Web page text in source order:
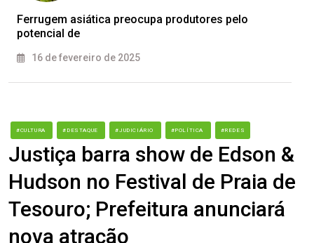
Ferrugem asiática preocupa produtores pelo
potencial de
16 de fevereiro de 2025
#CULTURA #DESTAQUE #JUDICIÁRIO #POLÍTICA #REDES
Justiça barra show de Edson &
Hudson no Festival de Praia de
Tesouro; Prefeitura anunciará
nova atração